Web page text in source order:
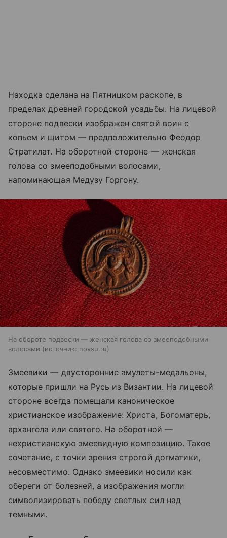
Находка сделана на Пятницком раскопе, в
пределах древней городской усадьбы. На лицевой
стороне подвески изображен святой воин с
копьем и щитом — предположительно Феодор
Стратилат. На оборотной стороне — женская
голова со змееподобными волосами,
напоминающая Медузу Горгону.
На обороте подвески — женская голова со змееподобными
волосами
источник: novsu.ru
Змеевики — двусторонние амулеты-медальоны,
которые пришли на Русь из Византии. На лицевой
стороне всегда помещали каноническое
христианское изображение: Христа, Богоматерь,
архангела или святого. На оборотной —
нехристианскую змеевидную композицию. Такое
сочетание, с точки зрения строгой догматики,
несовместимо. Однако змеевики носили как
обереги от болезней, а изображения могли
символизировать победу светлых сил над
темными.